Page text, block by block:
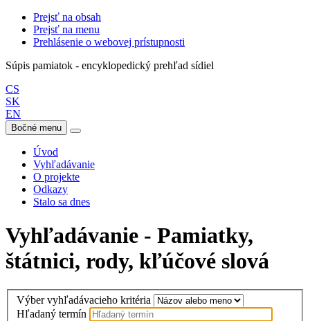
Prejsť na obsah
Prejsť na menu
Prehlásenie o webovej prístupnosti
Súpis pamiatok - encyklopedický prehľad sídiel
CS
SK
EN
Bočné menu
Úvod
Vyhľadávanie
O projekte
Odkazy
Stalo sa dnes
Vyhľadávanie - Pamiatky,
štátnici, rody, kľúčové slová
Výber vyhľadávacieho kritéria
Hľadaný termín